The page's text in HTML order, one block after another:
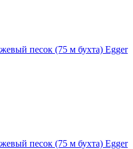
песок (75 м бухта) Egger
песок (75 м бухта) Egger